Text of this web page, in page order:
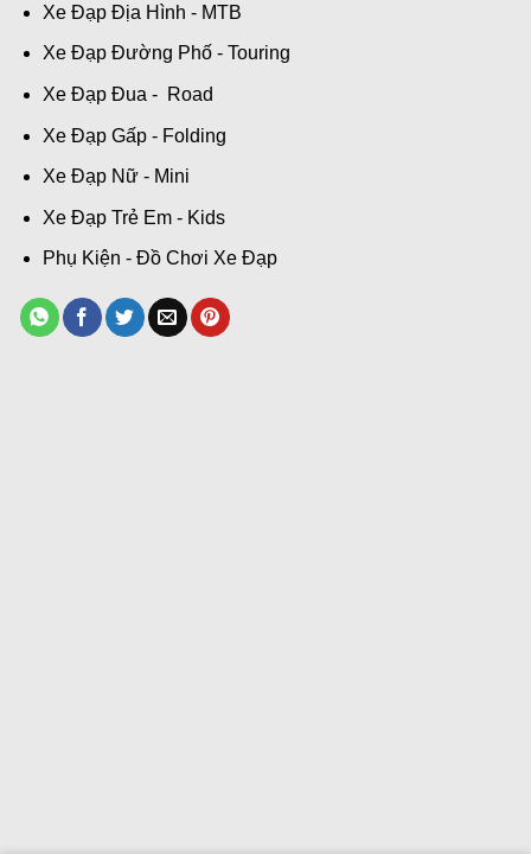
Xe Đạp Địa Hình - MTB
Xe Đạp Đường Phố - Touring
Xe Đạp Đua - Road
Xe Đạp Gấp - Folding
Xe Đạp Nữ - Mini
Xe Đạp Trẻ Em - Kids
Phụ Kiện - Đồ Chơi Xe Đạp